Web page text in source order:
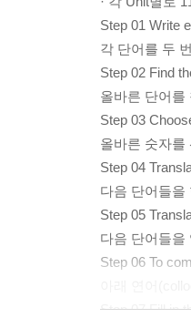
Step 01 Write
각 단어를 두
Step 02 Find
올바른 단어를
Step 03
올바른 숫자를
Step 04
다음 단어들을
Step 05
다음 단어들을
Step 06 To
Step 07 Fill in